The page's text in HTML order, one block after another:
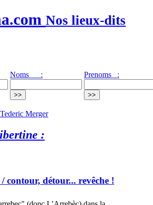
Nos lieux-dits
Noms : Prenoms :
Tederic Merger
:
/ contour, détour... revêche !